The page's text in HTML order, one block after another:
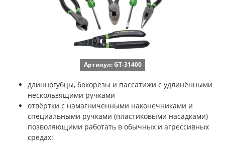
Артикул: GT-31400
длинногубцы, бокорезы и пассатижи с удлинёнными
нескользящими ручками
отвёртки с намагниченными наконечниками и
специальными ручками (пластиковыми насадками)
позволяющими работать в обычных и агрессивных
средах: